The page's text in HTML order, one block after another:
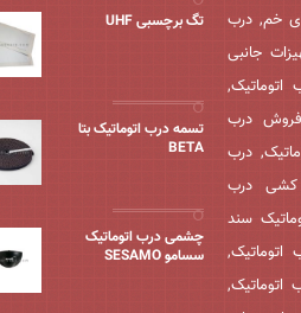
خم, درب
جانبی
اتوماتیک,
فروش درب
درب
کشی درب
سند
تگ برچسبی UHF
تسمه درب اتوماتیک بتا
BETA
چشمی درب اتوماتیک
سسامو SESAMO